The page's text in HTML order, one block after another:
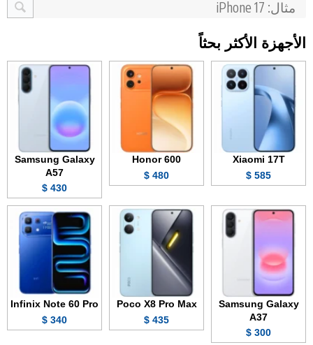
الأجهزة الأكثر بحثاً
Xiaomi 17T
585 $
Honor 600
480 $
Samsung Galaxy
A57
430 $
Samsung Galaxy
A37
300 $
Poco X8 Pro Max
435 $
Infinix Note 60 Pro
340 $